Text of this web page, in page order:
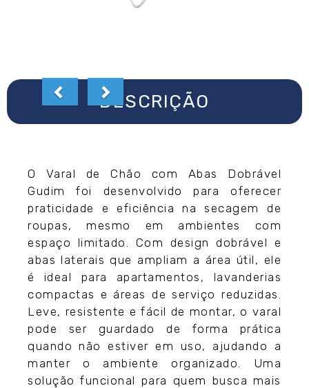
DESCRIÇÃO
O Varal de Chão com Abas Dobrável
Gudim foi desenvolvido para oferecer
praticidade e eficiência na secagem de
roupas, mesmo em ambientes com
espaço limitado. Com design dobrável e
abas laterais que ampliam a área útil, ele
é ideal para apartamentos, lavanderias
compactas e áreas de serviço reduzidas.
Leve, resistente e fácil de montar, o varal
pode ser guardado de forma prática
quando não estiver em uso, ajudando a
manter o ambiente organizado. Uma
solução funcional para quem busca mais